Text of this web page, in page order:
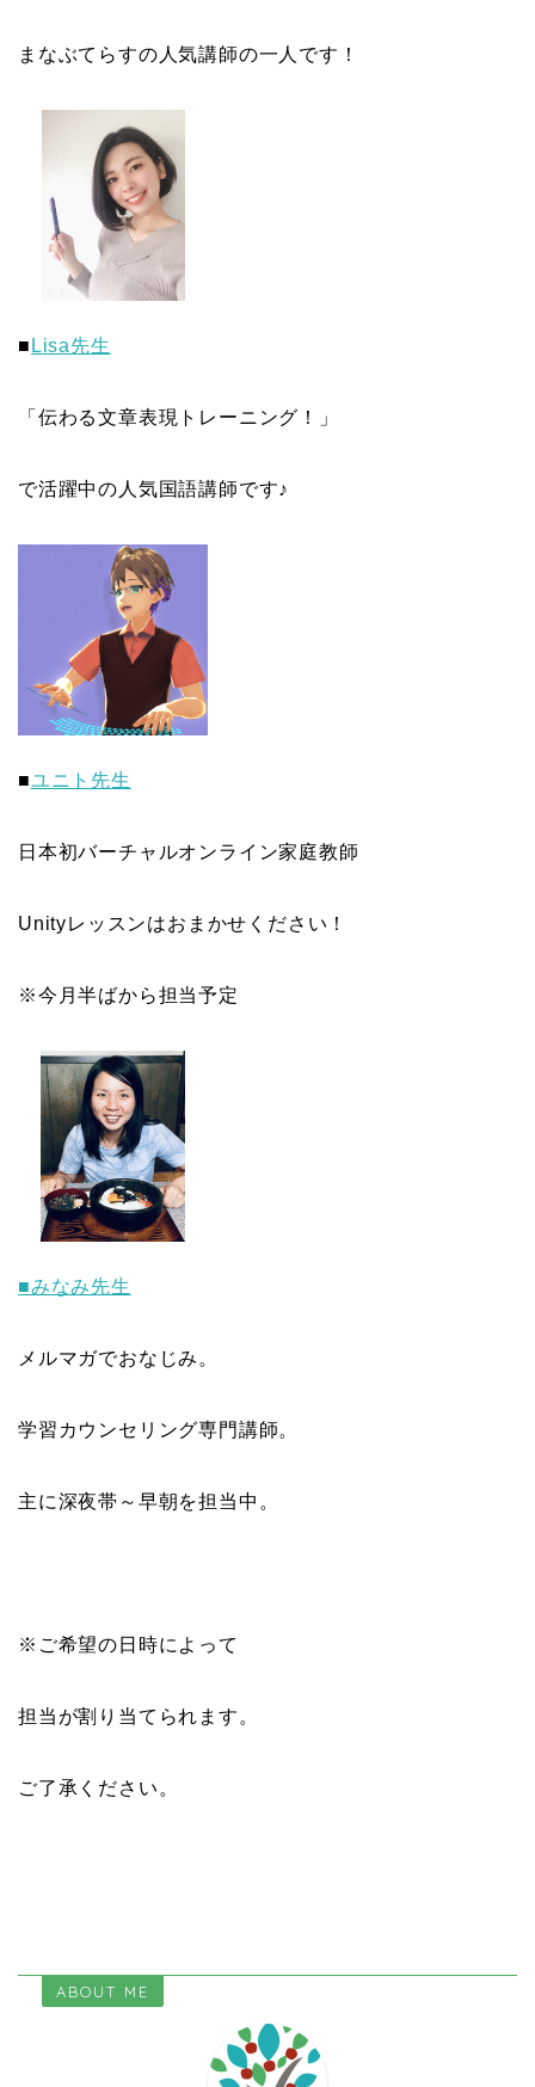
まなぶてらすの人気講師の一人です！
■ Lisa先生
「伝わる文章表現トレーニング！」
で活躍中の人気国語講師です♪
■ユニト先生
日本初バーチャルオンライン家庭教師
Unityレッスンはおまかせください！
※今月半ばから担当予定
■みなみ先生
メルマガでおなじみ。
学習カウンセリング専門講師。
主に深夜帯～早朝を担当中。
※ご希望の日時によって
担当が割り当てられます。
ご了承ください。
ABOUT ME